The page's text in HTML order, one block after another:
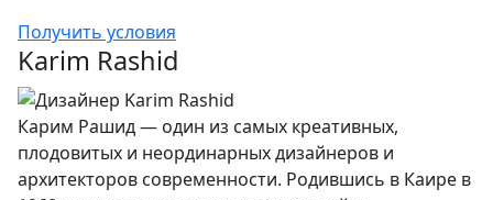
Получить условия
Karim Rashid
Карим Рашид — один из самых креативных,
плодовитых и неординарных дизайнеров и
архитекторов современности. Родившись в Каире в